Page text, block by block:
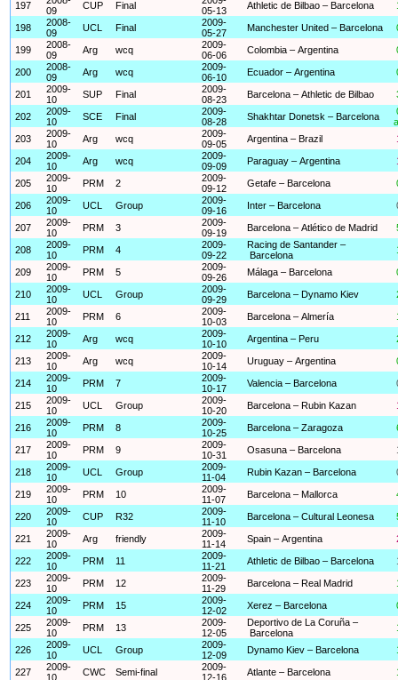
197
09
CUP Final
05-13
Athletic de Bilbao – Barcelona
198
2008-
09
UCL Final
2009-
05-27
Manchester United – Barcelona
199
2008-
09
Arg wcq
2009-
06-06
Colombia – Argentina
200
2008-
09
Arg wcq
2009-
06-10
Ecuador – Argentina
201
2009-
10
SUP Final
2009-
08-23
Barcelona – Athletic de Bilbao
202
2009-
10
SCE Final
2009-
08-28
Shakhtar Donetsk – Barcelona
203
2009-
10
Arg wcq
2009-
09-05
Argentina – Brazil
204
2009-
10
Arg wcq
2009-
09-09
Paraguay – Argentina
205
2009-
10
PRM 2
2009-
09-12
Getafe – Barcelona
206
2009-
10
UCL Group
2009-
09-16
Inter – Barcelona
207
2009-
10
PRM 3
2009-
09-19
Barcelona – Atlético de Madrid
208
2009-
10
PRM 4
2009-
09-22
Racing de Santander –
Barcelona
209
2009-
10
PRM 5
2009-
09-26
Málaga – Barcelona
210
2009-
10
UCL Group
2009-
09-29
Barcelona – Dynamo Kiev
211
2009-
10
PRM 6
2009-
10-03
Barcelona – Almería
212
2009-
10
Arg wcq
2009-
10-10
Argentina – Peru
213
2009-
10
Arg wcq
2009-
10-14
Uruguay – Argentina
214
2009-
10
PRM 7
2009-
10-17
Valencia – Barcelona
215
2009-
10
UCL Group
2009-
10-20
Barcelona – Rubin Kazan
216
2009-
10
PRM 8
2009-
10-25
Barcelona – Zaragoza
217
2009-
10
PRM 9
2009-
10-31
Osasuna – Barcelona
218
2009-
10
UCL Group
2009-
11-04
Rubin Kazan – Barcelona
219
2009-
10
PRM 10
2009-
11-07
Barcelona – Mallorca
220
2009-
10
CUP R32
2009-
11-10
Barcelona – Cultural Leonesa
221
2009-
10
Arg friendly
2009-
11-14
Spain – Argentina
222
2009-
10
PRM 11
2009-
11-21
Athletic de Bilbao – Barcelona
223
2009-
10
PRM 12
2009-
11-29
Barcelona – Real Madrid
224
2009-
10
PRM 15
2009-
12-02
Xerez – Barcelona
225
2009-
10
PRM 13
2009-
12-05
Deportivo de La Coruña –
Barcelona
226
2009-
10
UCL Group
2009-
12-09
Dynamo Kiev – Barcelona
227
2009-
10
CWC Semi-final
2009-
12-16
Atlante – Barcelona